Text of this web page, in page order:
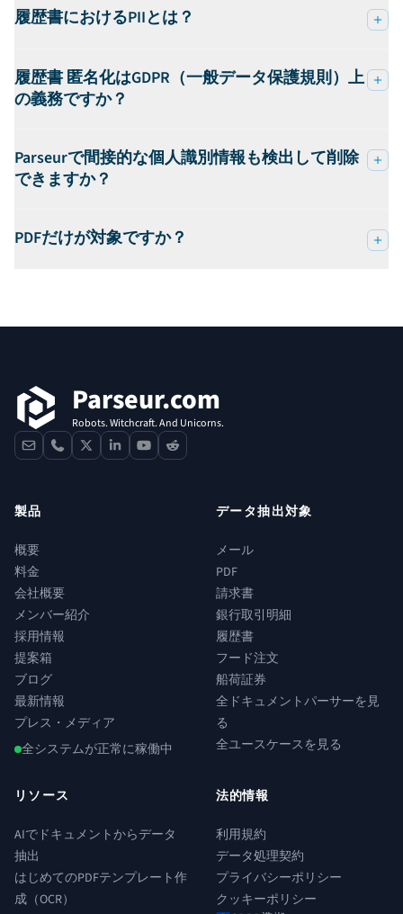
履歴書におけるPIIとは？
履歴書 匿名化はGDPR（一般データ保護規則）上
の義務ですか？
Parseurで間接的な個人識別情報も検出して削除
できますか？
PDFだけが対象ですか？
Parseur.com
Robots. Witchcraft. And Unicorns.
contactphone
x linkedinyoutube
reddit
製品
概要
料金
会社概要
メンバー紹介
採用情報
提案箱
ブログ
最新情報
プレス・メディア
全システムが正常に稼働中
データ抽出対象
メール
PDF
請求書
銀行取引明細
履歴書
フード注文
船荷証券
全ドキュメントパーサーを見
る
全ユースケースを見る
リソース
AIでドキュメントからデータ
抽出
はじめてのPDFテンプレート作
成（OCR）
法的情報
利用規約
データ処理契約
プライバシーポリシー
クッキーポリシー